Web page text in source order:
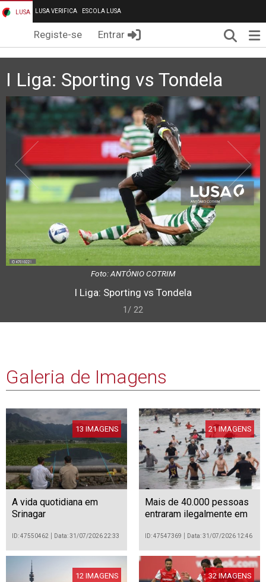
LUSA LUSA VERIFICA ESCOLA LUSA
Registe-se Entrar
I Liga: Sporting vs Tondela
Foto: ANTÓNIO COTRIM
I Liga: Sporting vs Tondela
1/ 22
Galeria de Imagens
13 IMAGENS
A vida quotidiana em
Srinagar
ID: 47550462 Data: 31/07/2026 22:33
21 IMAGENS
Mais de 40.000 pessoas
entraram ilegalmente em
ID: 47547369 Data: 31/07/2026 12:46
12 IMAGENS 32 IMAGENS